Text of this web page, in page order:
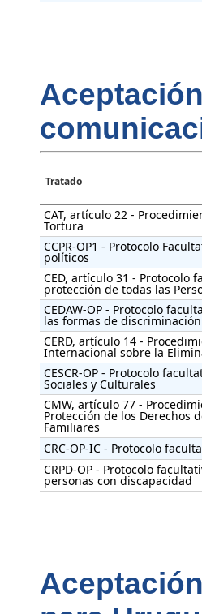
Tratado
CAT, artículo 22 -
Tortura
CCPR-OP1 - Protocolo
políticos
CED, artículo 31 - Protocolo
protección de todas las
CEDAW-OP - Protocolo
las formas de
CERD, artículo 14 -
Internacional sobre la
CESCR-OP - Protocolo
Sociales y Culturales
CMW, artículo 77 -
Protección de los Derechos
Familiares
CRC-OP-IC - Protocolo
CRPD-OP - Protocolo
personas con discapacidad